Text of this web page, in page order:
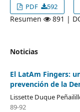
PDF 592
Resumen 891 |
Noticias
El LatAm Fingers:
prevención de la
Lissette Duque
89-92